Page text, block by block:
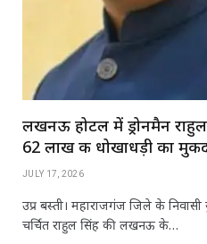
लखनऊ होटल में ड्रोनमैन राहुल
62 लाख की धोखाधड़ी का
JULY 17, 2026
उप्र बस्ती। महाराजगंज जिले के निवासी
चर्चित राहुल सिंह की लखनऊ के…